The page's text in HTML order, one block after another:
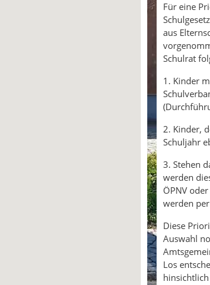
Für eine
aus
Schulrat
1. Kinder
2. Kinder,
Schuljahr
3. Stehen
werden
ÖPNV
werden
Diese
Auswahl
Los